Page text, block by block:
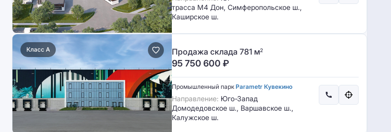
трасса М4 Дон, Симферопольское ш.,
Каширское ш.
Класс A Продажа склада 781 м2
95 750 600 ₽
Промышленный парк Parametr Кувекино
Направление: Юго-Запад
Домодедовское ш., Варшавское ш.,
Калужское ш.